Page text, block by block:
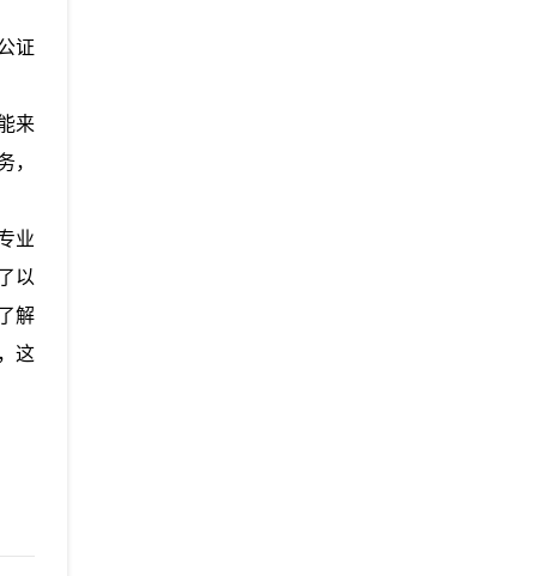
证
来
，
业
以
解
这